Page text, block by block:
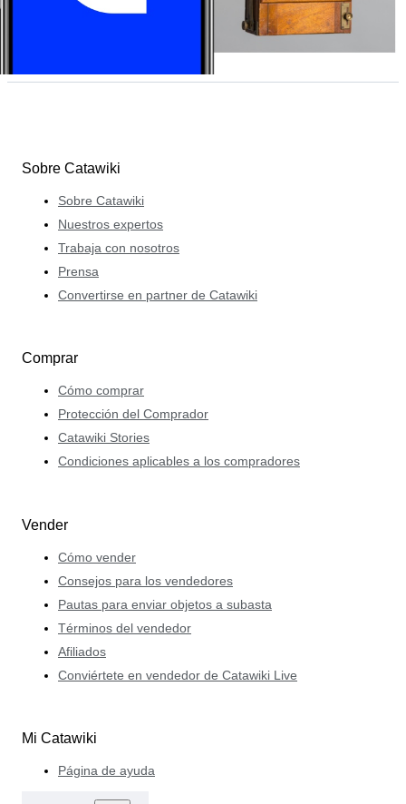
Sobre Catawiki
Sobre Catawiki
Nuestros expertos
Trabaja con nosotros
Prensa
Convertirse en partner de Catawiki
Comprar
Cómo comprar
Protección del Comprador
Catawiki Stories
Condiciones aplicables a los compradores
Vender
Cómo vender
Consejos para los vendedores
Pautas para enviar objetos a subasta
Términos del vendedor
Afiliados
Conviértete en vendedor de Catawiki Live
Mi Catawiki
Página de ayuda